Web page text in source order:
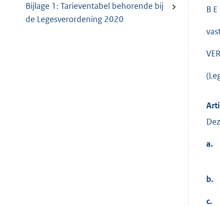
Bijlage 1: Tarieventabel behorende bij
de Legesverordening 2020
B
a.
b.
c.